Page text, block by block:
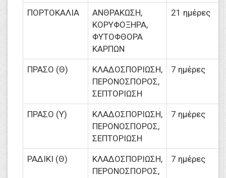
ΠΟΡΤΟΚΑΛΙΑ
ΑΝΘΡΑΚΩΣΗ,
ΚΟΡΥΦΟΞΗΡΑ,
ΦΥΤΟΦΘΟΡΑ
ΚΑΡΠΩΝ
21 ημέρες
ΠΡΑΣΟ (Θ)
ΚΛΑΔΟΣΠΟΡΙΩΣΗ,
ΠΕΡΟΝΟΣΠΟΡΟΣ,
ΣΕΠΤΟΡΙΩΣΗ
7 ημέρες
ΠΡΑΣΟ (Υ)
ΚΛΑΔΟΣΠΟΡΙΩΣΗ,
ΠΕΡΟΝΟΣΠΟΡΟΣ,
ΣΕΠΤΟΡΙΩΣΗ
7 ημέρες
ΡΑΔΙΚΙ (Θ)
ΚΛΑΔΟΣΠΟΡΙΩΣΗ,
ΠΕΡΟΝΟΣΠΟΡΟΣ,
7 ημέρες